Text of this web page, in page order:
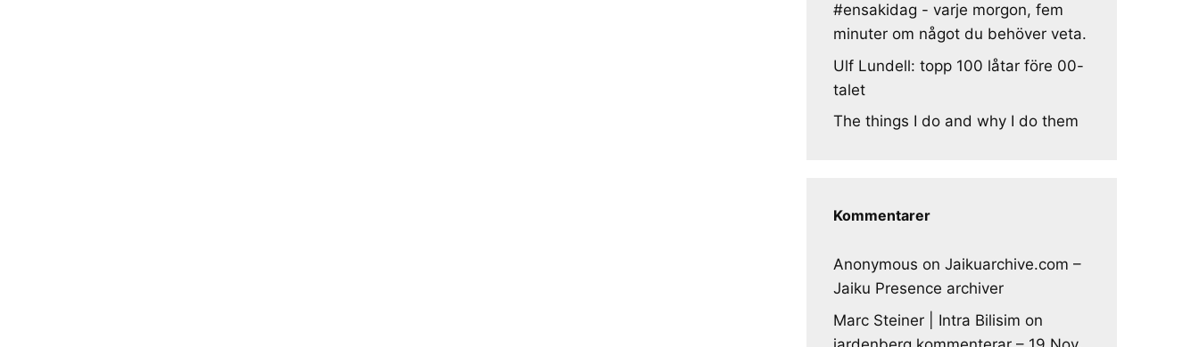
#ensakidag - varje morgon, fem
minuter om något du behöver veta.
Ulf Lundell: topp 100 låtar före 00-
talet
The things I do and why I do them
Kommentarer
Anonymous on Jaikuarchive.com –
Jaiku Presence archiver
Marc Steiner | Intra Bilisim on